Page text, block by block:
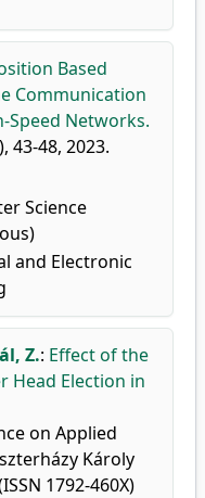
Based
Communication
Speed Networks.
43-48, 2023.
Science
and Electronic
Z.: Effect of the
Head Election in
on Applied
Károly
1792-460X)